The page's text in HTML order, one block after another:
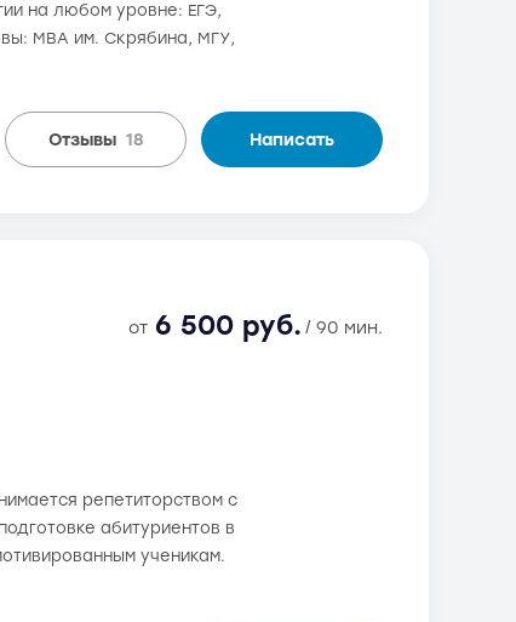
на любом уровне: ЕГЭ,
МВА им. Скрябина, МГУ,
Отзывы 18 Написать
от 6 500 руб. / 90 мин.
репетиторством с
абитуриентов в
ученикам.